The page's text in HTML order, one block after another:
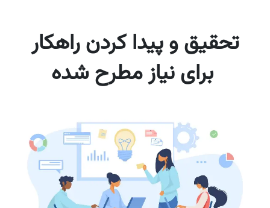
تحقیق و پیدا کردن راهکار
برای نیاز مطرح شده